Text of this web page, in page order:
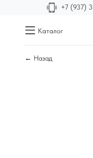
+7 (937)
Каталог
← Назад